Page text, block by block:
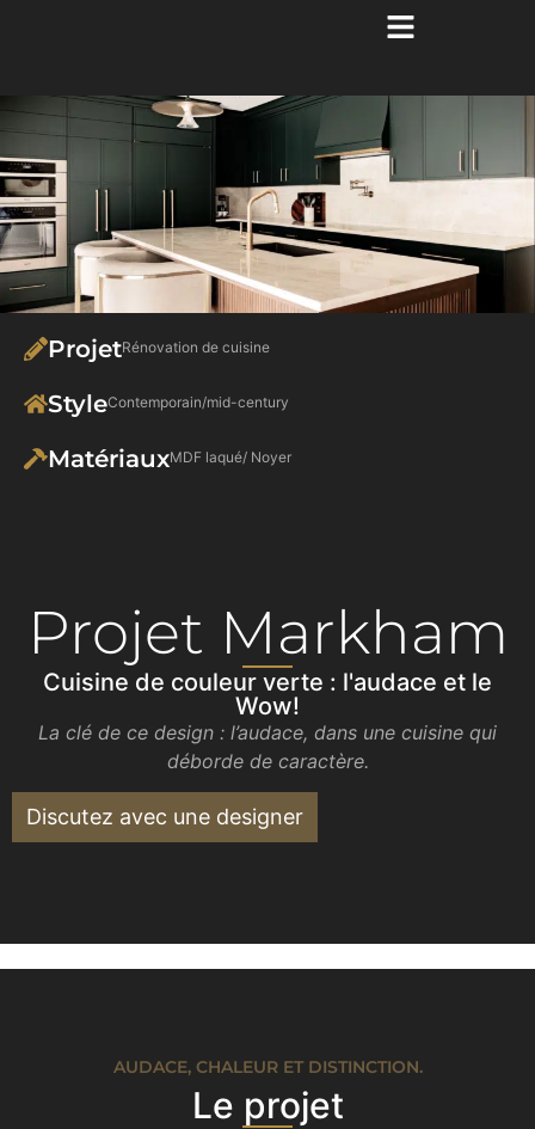
ProjetRénovation de cuisine
StyleContemporain/mid-century
MatériauxMDF laqué/ Noyer
Projet Markham
Cuisine de couleur verte : l'audace et le
Wow!
La clé de ce design : l’audace, dans une cuisine qui
déborde de caractère.
Discutez avec une designer
AUDACE, CHALEUR ET DISTINCTION.
Le projet